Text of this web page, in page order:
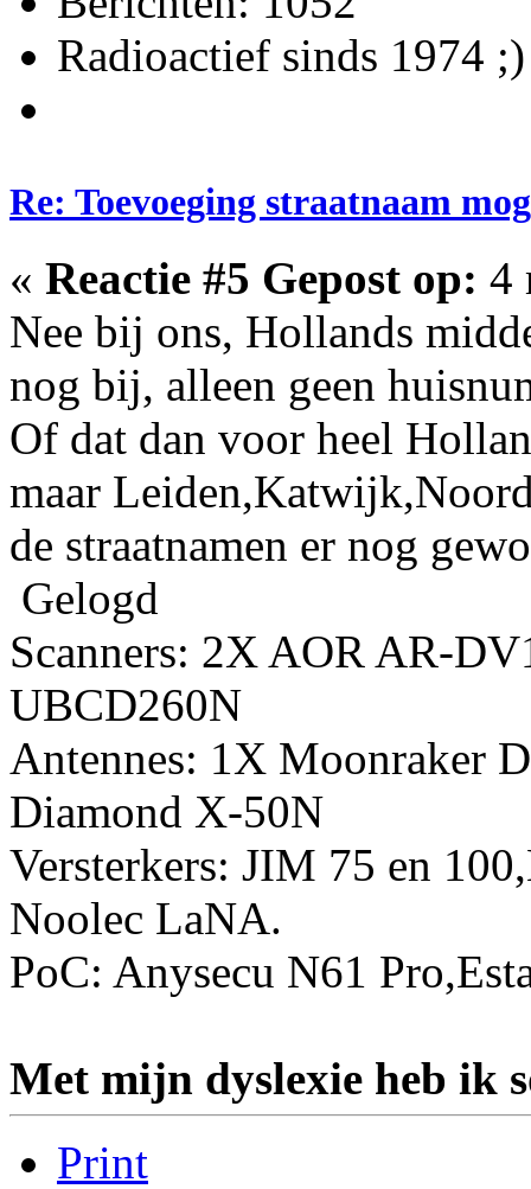
Radioactief sinds 1974 ;)
Re: Toevoeging straatnaam
« Reactie #5 Gepost op: 4
Nee bij ons, Hollands
nog bij, alleen geen
Of dat dan voor heel
maar
de straatnamen er nog
Gelogd
Scanners: 2X AOR AR-
UBCD260N
Antennes: 1X Moonraker
Diamond X-50N
Versterkers: JIM 75 en
Noolec LaNA.
PoC: Anysecu N61
Met mijn dyslexie heb ik
Print